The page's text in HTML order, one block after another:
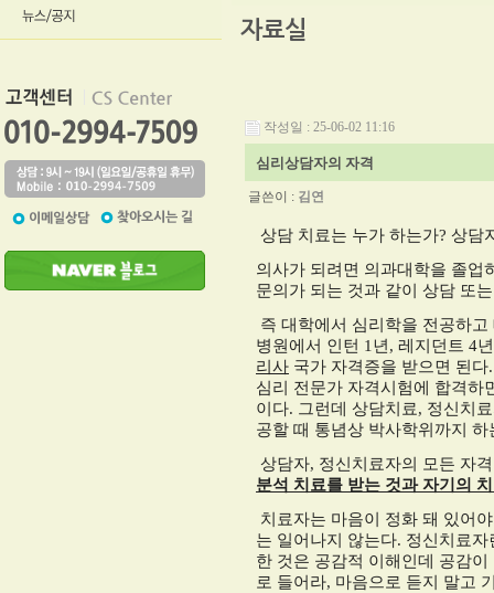
자료실
작성일 : 25-06-02 11:16
심리상담자의 자격
글쓴이 : 김연
상담 치료는 누가 하는가? 상담
의사가 되려면 의과대학을 졸
문의가 되는 것과 같이 상담 또
즉 대학에서 심리학을 전공하
병원에서 인턴 1 년 , 레지던트 4
리사 국가 자격증을 받으면 된다
심리 전문가 자격시험에 합격하
이다. 그런데 상담치료, 정신치
공할 때 통념상 박사학위까지
상담자, 정신치료자의 모든 자
분석 치료를 받는 것과 자기의
치료자는 마음이 정화 돼 있어
는 일어나지 않는다. 정신치료자
한 것은 공감적 이해인데 공감
로 들어라, 마음으로 듣지 말고